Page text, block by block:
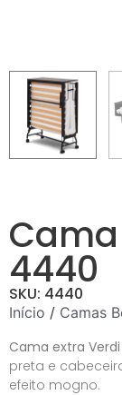
4440
SKU: 4440
Início / Camas
Cama extra Verdi
preta e
efeito mogno.